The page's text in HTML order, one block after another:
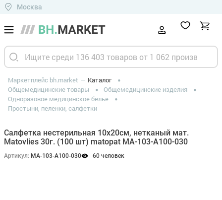
Москва
Маркетплейс bh.market
Каталог
Общемедицинские товары
Общемедицинские изделия
Одноразовое медицинское белье
Простыни, пеленки, салфетки
Салфетка нестерильная 10х20см, нетканый мат.
Matovlies 30г. (100 шт) matopat MA-103-A100-030
Артикул: MA-103-A100-030 60 человек